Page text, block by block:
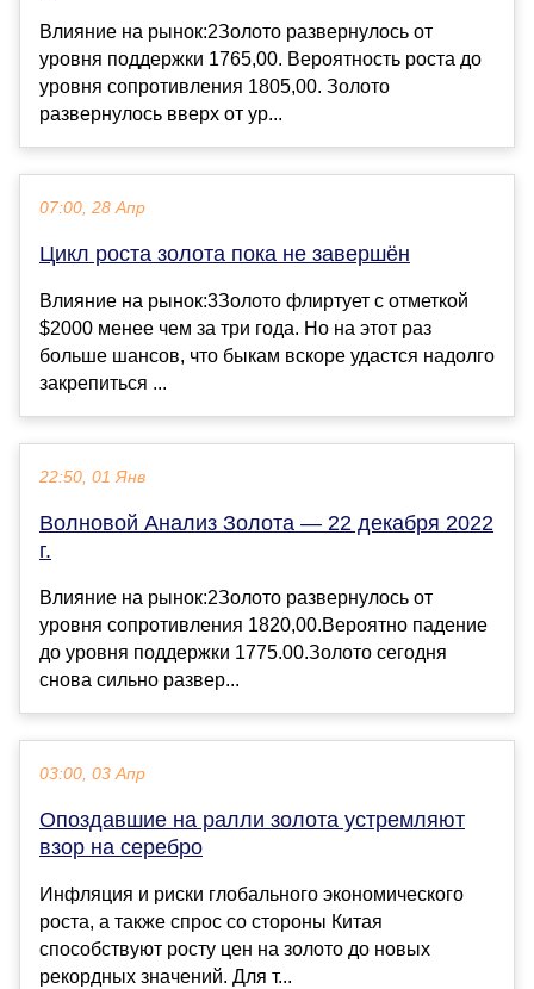
Влияние на рынок:2Золото развернулось от
уровня поддержки 1765,00. Вероятность роста до
уровня сопротивления 1805,00. Золото
развернулось вверх от ур...
07:00, 28 Апр
Цикл роста золота пока не завершён
Влияние на рынок:3Золото флиртует с отметкой
$2000 менее чем за три года. Но на этот раз
больше шансов, что быкам вскоре удастся надолго
закрепиться ...
22:50, 01 Янв
Волновой Анализ Золота — 22 декабря 2022
г.
Влияние на рынок:2Золото развернулось от
уровня сопротивления 1820,00.Вероятно падение
до уровня поддержки 1775.00.Золото сегодня
снова сильно развер...
03:00, 03 Апр
Опоздавшие на ралли золота устремляют
взор на серебро
Инфляция и риски глобального экономического
роста, а также спрос со стороны Китая
способствуют росту цен на золото до новых
рекордных значений. Для т...